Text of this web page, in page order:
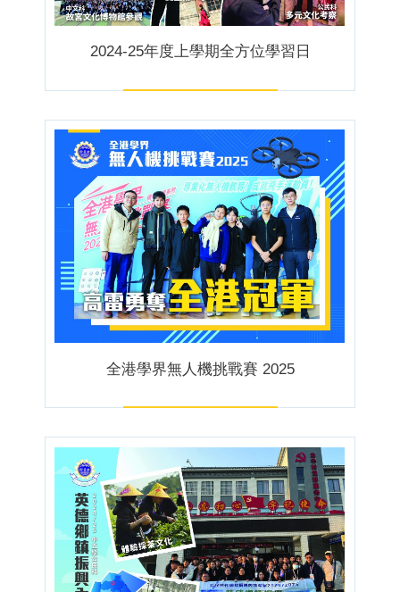
2024-25年度上學期全方位學習日
全港學界無人機挑戰賽 2025